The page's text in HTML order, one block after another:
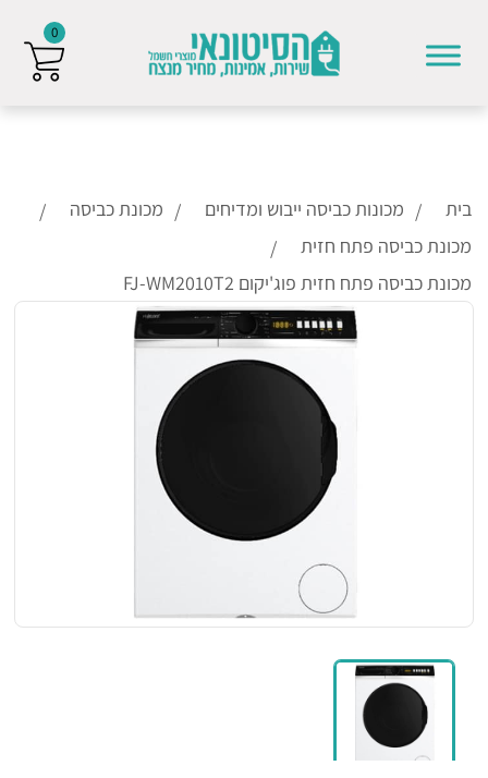
בית מכונות כביסה ייבוש ומדיחים
מכונת כביסה
מכונת כביסה פתח חזית
מכונת כביסה פתח חזית פוג'יקום FJ-WM2010T2
0